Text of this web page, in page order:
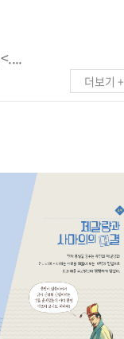
<....
더보기 +